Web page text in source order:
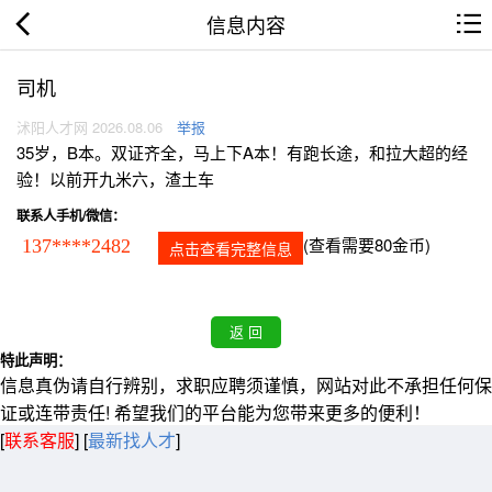
信息内容
司机
沭阳人才网 2026.08.06 举报
35岁，B本。双证齐全，马上下A本！有跑长途，和拉大超的经
验！以前开九米六，渣土车
联系人手机/微信：
137****2482 点击查看完整信息 (查看需要80金币)
特此声明：
信息真伪请自行辨别，求职应聘须谨慎，网站对此不承担任何保
证或连带责任! 希望我们的平台能为您带来更多的便利！
[联系客服] [最新找人才]